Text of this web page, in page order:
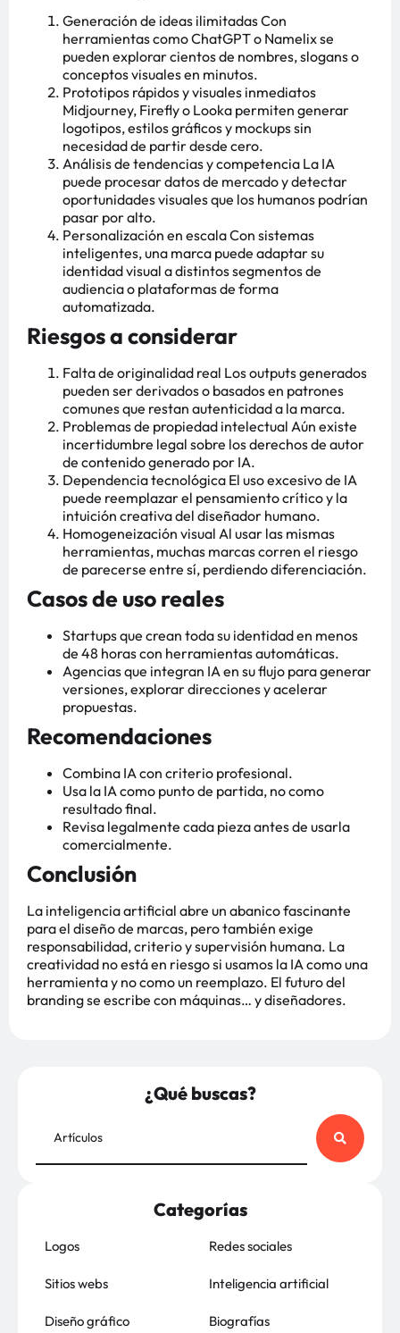
Generación de ideas ilimitadas Con
herramientas como ChatGPT o Namelix se
pueden explorar cientos de nombres, slogans o
conceptos visuales en minutos.
Prototipos rápidos y visuales inmediatos
Midjourney, Firefly o Looka permiten generar
logotipos, estilos gráficos y mockups sin
necesidad de partir desde cero.
Análisis de tendencias y competencia La IA
puede procesar datos de mercado y detectar
oportunidades visuales que los humanos podrían
pasar por alto.
Personalización en escala Con sistemas
inteligentes, una marca puede adaptar su
identidad visual a distintos segmentos de
audiencia o plataformas de forma
automatizada.
Riesgos a considerar
Falta de originalidad real Los outputs generados
pueden ser derivados o basados en patrones
comunes que restan autenticidad a la marca.
Problemas de propiedad intelectual Aún existe
incertidumbre legal sobre los derechos de autor
de contenido generado por IA.
Dependencia tecnológica El uso excesivo de IA
puede reemplazar el pensamiento crítico y la
intuición creativa del diseñador humano.
Homogeneización visual Al usar las mismas
herramientas, muchas marcas corren el riesgo
de parecerse entre sí, perdiendo diferenciación.
Casos de uso reales
Startups que crean toda su identidad en menos
de 48 horas con herramientas automáticas.
Agencias que integran IA en su flujo para generar
versiones, explorar direcciones y acelerar
propuestas.
Recomendaciones
Combina IA con criterio profesional.
Usa la IA como punto de partida, no como
resultado final.
Revisa legalmente cada pieza antes de usarla
comercialmente.
Conclusión
La inteligencia artificial abre un abanico fascinante
para el diseño de marcas, pero también exige
responsabilidad, criterio y supervisión humana. La
creatividad no está en riesgo si usamos la IA como una
herramienta y no como un reemplazo. El futuro del
branding se escribe con máquinas… y diseñadores.
¿Qué buscas?
Categorías
Logos
Sitios webs
Diseño gráfico
Redes sociales
Inteligencia artificial
Biografías